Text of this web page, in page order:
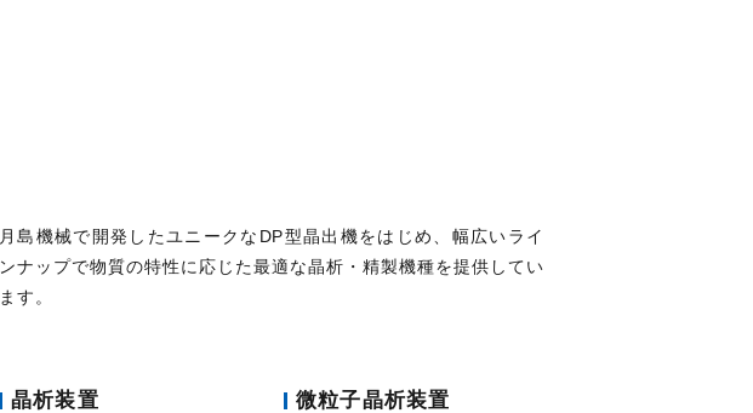
月島機械で開発したユニークなDP型晶出機をはじめ、幅広いライ
ンナップで物質の特性に応じた最適な晶析・精製機種を提供してい
ます。
晶析装置
微粒子晶析装置